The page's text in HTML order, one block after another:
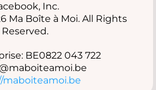
Inc.
Ma Boîte à Moi. All Rights
Reserved.
BE0822 043 722
maboiteamoi.be